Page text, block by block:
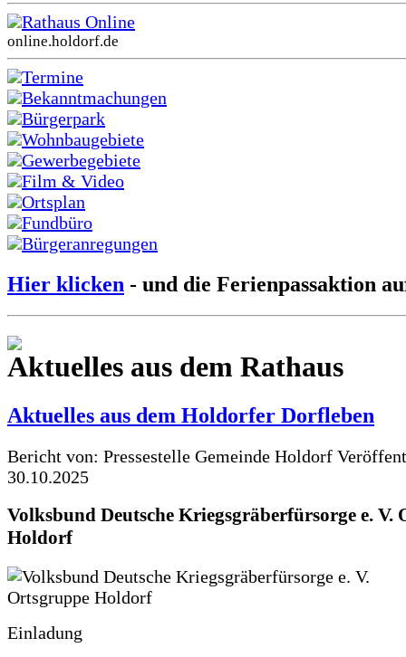
Rathaus Online
online.holdorf.de
Termine
Bekanntmachungen
Bürgerpark
Wohnbaugebiete
Gewerbegebiete
Film & Video
Ortsplan
Fundbüro
Bürgeranregungen
Hier klicken - und die Ferienpassaktion
Aktuelles aus dem Rathaus
Aktuelles aus dem Holdorfer Dorfleben
Bericht von: Pressestelle Gemeinde Holdorf
30.10.2025
Volksbund Deutsche Kriegsgräberfürsorge e. V.
Holdorf
Einladung